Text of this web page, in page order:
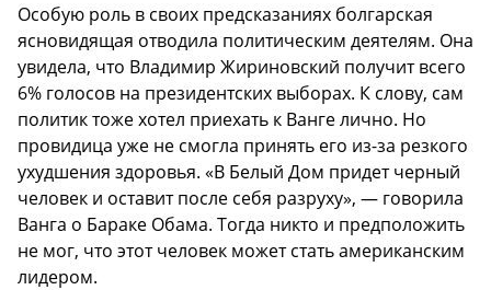
Особую роль в своих предсказаниях болгарская
ясновидящая отводила политическим деятелям. Она
увидела, что Владимир Жириновский получит всего
6% голосов на президентских выборах. К слову, сам
политик тоже хотел приехать к Ванге лично. Но
провидица уже не смогла принять его из-за резкого
ухудшения здоровья. «В Белый Дом придет черный
человек и оставит после себя разруху», — говорила
Ванга о Бараке Обама. Тогда никто и предположить
не мог, что этот человек может стать американским
лидером.